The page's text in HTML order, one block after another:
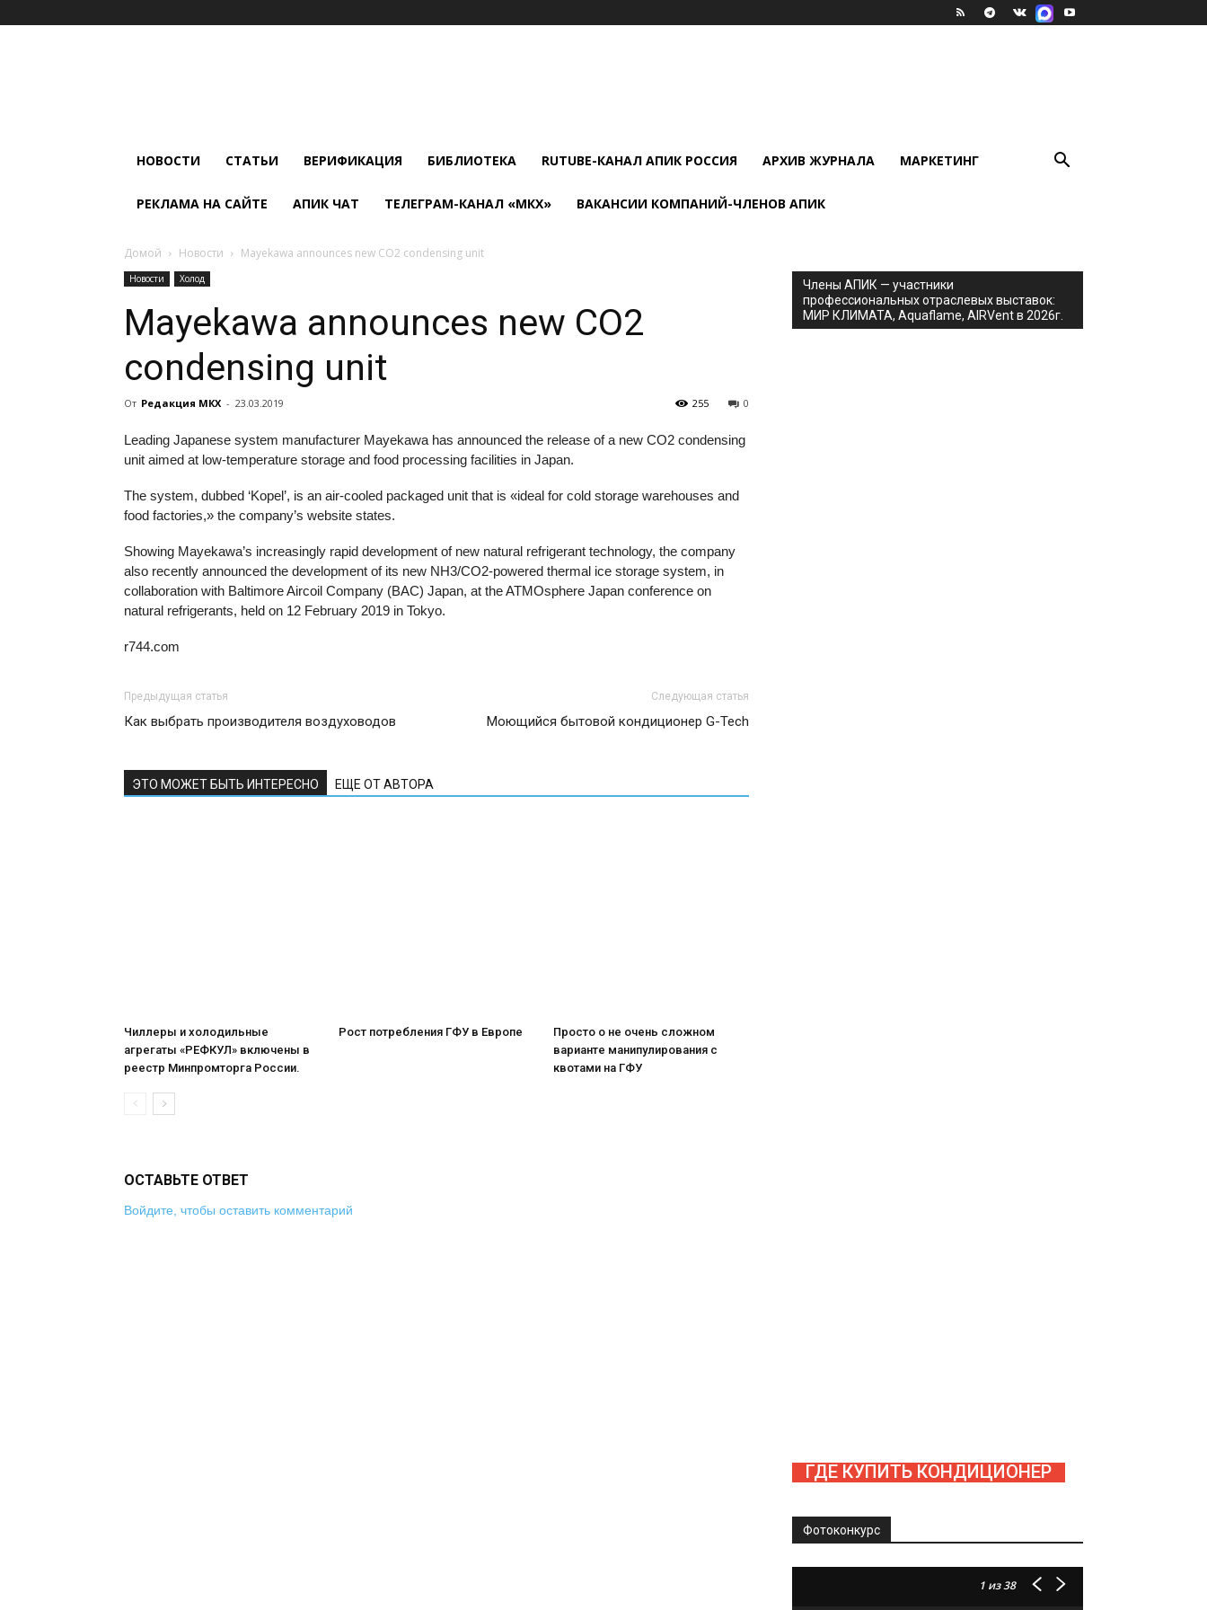
НОВОСТИ СТАТЬИ ВЕРИФИКАЦИЯ БИБЛИОТЕКА RUTUBE-КАНАЛ АПИК РОССИЯ АРХИВ ЖУРНАЛА МАРКЕТИНГ
РЕКЛАМА НА САЙТЕ АПИК ЧАТ ТЕЛЕГРАМ-КАНАЛ «МКХ» ВАКАНСИИ КОМПАНИЙ-ЧЛЕНОВ АПИК
Домой Новости Mayekawa announces new CO2 condensing unit
Новости Холод
Mayekawa announces new CO2
condensing unit
От Редакция МКХ - 23.03.2019 0
255
Leading Japanese system manufacturer Mayekawa has announced the release of a new CO2 condensing
unit aimed at low-temperature storage and food processing facilities in Japan.
The system, dubbed ‘Kopel’, is an air-cooled packaged unit that is «ideal for cold storage warehouses and
food factories,» the company’s website states.
Showing Mayekawa’s increasingly rapid development of new natural refrigerant technology, the company
also recently announced the development of its new NH3/CO2-powered thermal ice storage system, in
collaboration with Baltimore Aircoil Company (BAC) Japan, at the ATMOsphere Japan conference on
natural refrigerants, held on 12 February 2019 in Tokyo.
r744.com
Предыдущая статья
Как выбрать производителя воздуховодов
Следующая статья
Моющийся бытовой кондиционер G-Tech
ЭТО МОЖЕТ БЫТЬ ИНТЕРЕСНО ЕЩЕ ОТ АВТОРА
Чиллеры и холодильные
агрегаты «РЕФКУЛ» включены в
реестр Минпромторга России.
Рост потребления ГФУ в Европе
Просто о не очень сложном
варианте манипулирования с
квотами на ГФУ
ОСТАВЬТЕ ОТВЕТ
Войдите, чтобы оставить комментарий
Члены АПИК — участники
профессиональных отраслевых выставок:
МИР КЛИМАТА, Aquaflame, AIRVent в 2026г.
ГДЕ КУПИТЬ КОНДИЦИОНЕР
Фотоконкурс
1 из 38